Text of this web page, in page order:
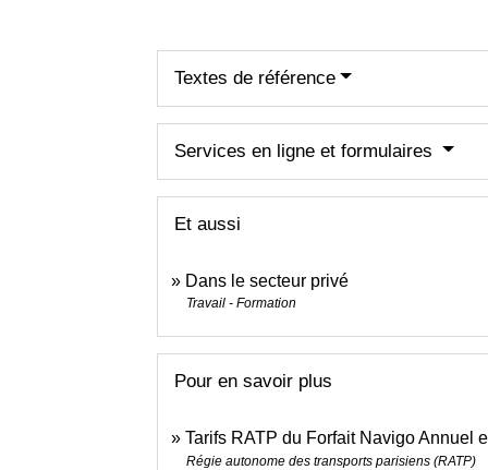
Textes de référence
Services en ligne et formulaires
Et aussi
Dans le secteur privé
Travail - Formation
Pour en savoir plus
Tarifs RATP du Forfait Navigo Annuel
Régie autonome des transports parisiens (RATP)